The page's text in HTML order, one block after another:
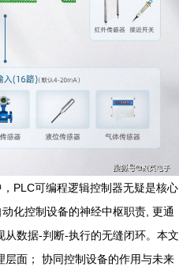
PLC可编程逻辑控制器无疑是核心
化控制设备的神经中枢职责, 更通
数据-判断-执行的无缝闭环。本文
面； 协同控制设备的作用与未来